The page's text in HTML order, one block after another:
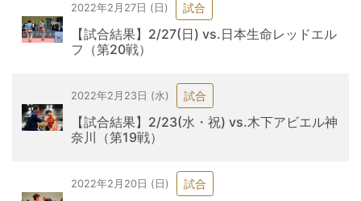
2022年2月27日 (日) 試合
【試合結果】2/27(日) vs.日本生命レッドエル
フ（第20戦）
2022年2月23日 (水) 試合
【試合結果】2/23(水・祝) vs.木下アビエル神
奈川（第19戦）
2022年2月20日 (日) 試合